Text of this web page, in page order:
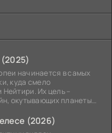
начинается в самых
куда смело
Их цель –
окутывающих планеты
(2026)